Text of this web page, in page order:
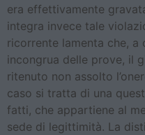
era effettivamente
integra invece tale
ricorrente lamenta che, a
incongrua delle prove, il
ritenuto non assolto
caso si tratta di una
fatti, che appartiene al
sede di legittimità. La